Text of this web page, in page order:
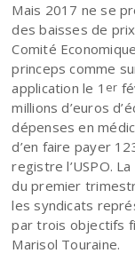
Mais 2017 ne se
des baisses de
Comité
princeps comme
application le 1 er
millions d’euros
dépenses en
d’en faire payer
registre l’USPO.
du premier
les syndicats
par trois objectifs
Marisol Touraine.